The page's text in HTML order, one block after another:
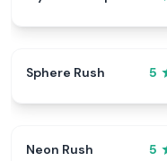
Sphere Rush 5
Neon Rush 5